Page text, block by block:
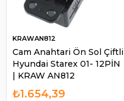
Cam Anahtari Ön Sol Çiftli
Hyundai Starex 01- 12PİN
| KRAW AN812
KRAWAN812
₺1.654,39